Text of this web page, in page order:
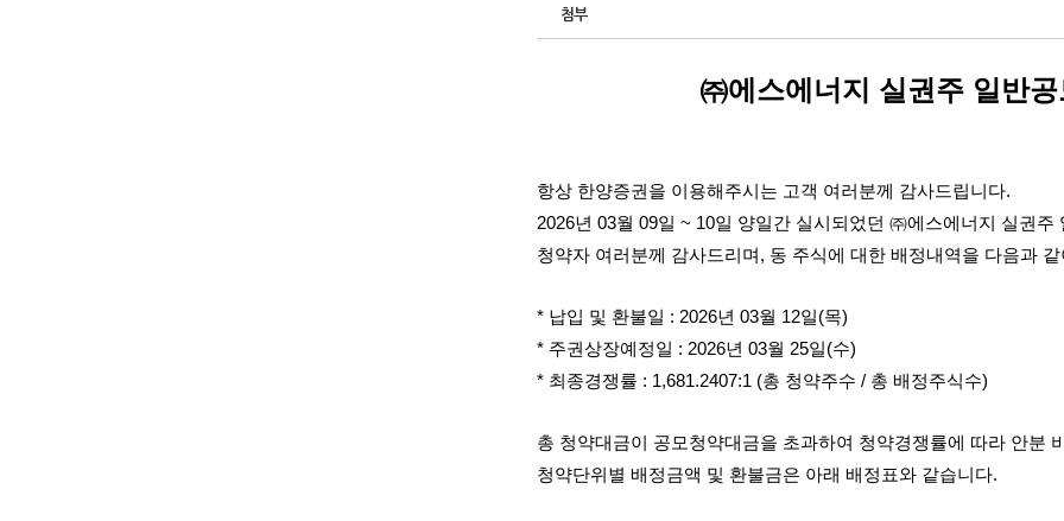
첨부
㈜에스에너지 실권주 일반
항상 한양증권을 이용해주시는 고객 여러분께 감사드립니다.
2026년 03월 09일 ~ 10일 양일간 실시되었던 ㈜에스에너지 실권
청약자 여러분께 감사드리며, 동 주식에 대한 배정내역을 다음과
* 납입 및 환불일 : 2026년 03월 12일(목)
* 주권상장예정일 : 2026년 03월 25일(수)
* 최종경쟁률 : 1,681.2407:1 (총 청약주수 / 총 배정주식수)
총 청약대금이 공모청약대금을 초과하여 청약경쟁률에 따라 안분
청약단위별 배정금액 및 환불금은 아래 배정표와 같습니다.